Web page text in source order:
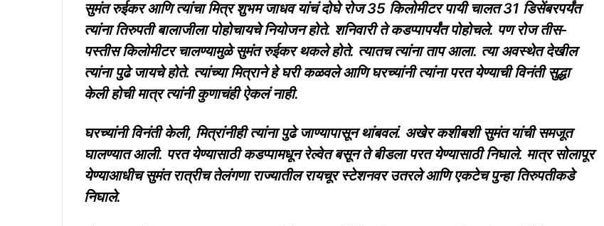
सुमंत रुईकर आणि त्यांचा मित्र शुभम जाधव यांचं दोघे रोज 35 किलोमीटर पायी चालत 31 डिसेंबरपर्यंत
त्यांना तिरुपती बालाजीला पोहोचायचे नियोजन होते. शनिवारी ते कडप्पापर्यंत पोहोचले. पण रोज तीस-
पस्तीस किलोमीटर चालण्यामुळे सुमंत रुईकर थकले होते. त्यातच त्यांना ताप आला. त्या अवस्थेत देखील
त्यांना पुढे जायचे होते. त्यांच्या मित्राने हे घरी कळवले आणि घरच्यांनी त्यांना परत येण्याची विनंती सुद्धा
केली होची मात्र त्यांनी कुणाचंही ऐकलं नाही.
घरच्यांनी विनंती केली, मित्रांनीही त्यांना पुढे जाण्यापासून थांबवलं. अखेर कशीबशी सुमंत यांची समजूत
घालण्यात आली. परत येण्यासाठी कडप्पामधून रेल्वेत बसून ते बीडला परत येण्यासाठी निघाले. मात्र सोलापूर
येण्याआधीच सुमंत रात्रीच तेलंगणा राज्यातील रायचूर स्टेशनवर उतरले आणि एकटेच पुन्हा तिरुपतीकडे
निघाले.